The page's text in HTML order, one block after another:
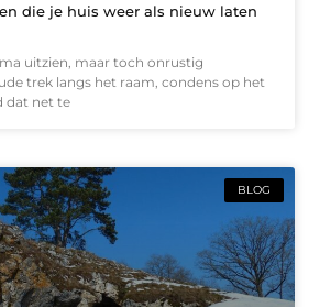
die je huis weer als nieuw laten
uitzien, maar toch onrustig
trek langs het raam, condens op het
dat net te
BLOG